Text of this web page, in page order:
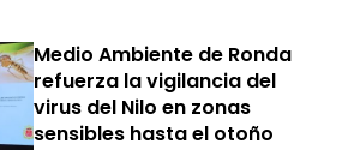
Medio Ambiente de Ronda
refuerza la vigilancia del
virus del Nilo en zonas
sensibles hasta el otoño